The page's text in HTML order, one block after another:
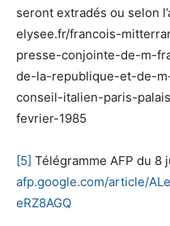
seront extradés ou selon
elysee.fr/francois-
presse-conjointe-de-m-
de-la-republique-et-de-
conseil-italien-paris-
fevrier-1985
[5] Télégramme AFP du 8
afp.google.com/article/
eRZ8AGQ